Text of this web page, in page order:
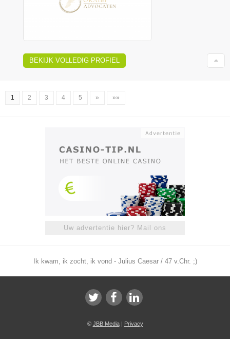
BEKIJK VOLLEDIG PROFIEL
1 2 3 4 5 » »»
Uw advertentie hier? Mail ons
Ik kwam, ik zocht, ik vond - Julius Caesar / 47 v.Chr. ;)
© JBB Media| Privacy